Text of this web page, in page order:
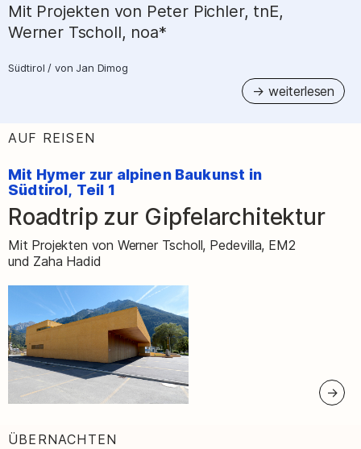
Mit Projekten von Peter Pichler, tnE,
Werner Tscholl, noa*
Südtirol /von Jan Dimog
AUF REISEN
Mit Hymer zur alpinen Baukunst in
Südtirol, Teil 1
–
Roadtrip zur Gipfelarchitektur
Mit Projekten von Werner Tscholl, Pedevilla, EM2
und Zaha Hadid
ÜBERNACHTEN